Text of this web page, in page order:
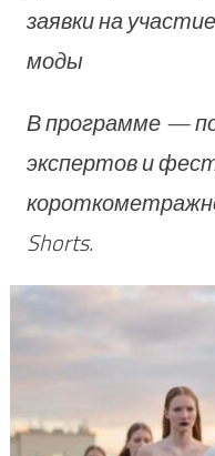
заявки на
моды
В программе —
экспертов и
Shorts.